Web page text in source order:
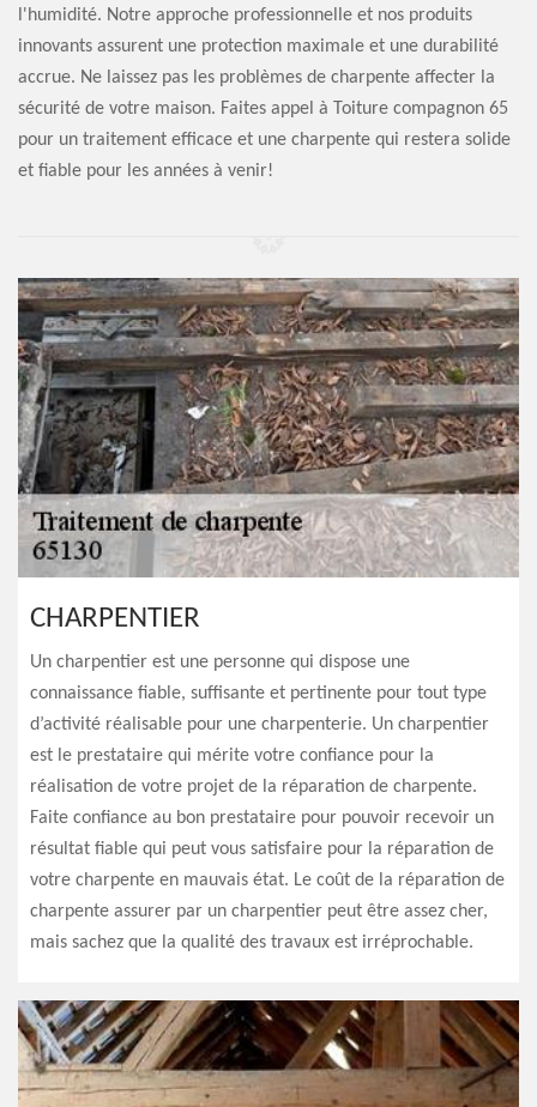
l'humidité. Notre approche professionnelle et nos produits
innovants assurent une protection maximale et une durabilité
accrue. Ne laissez pas les problèmes de charpente affecter la
sécurité de votre maison. Faites appel à Toiture compagnon 65
pour un traitement efficace et une charpente qui restera solide
et fiable pour les années à venir!
CHARPENTIER
Un charpentier est une personne qui dispose une
connaissance fiable, suffisante et pertinente pour tout type
d’activité réalisable pour une charpenterie. Un charpentier
est le prestataire qui mérite votre confiance pour la
réalisation de votre projet de la réparation de charpente.
Faite confiance au bon prestataire pour pouvoir recevoir un
résultat fiable qui peut vous satisfaire pour la réparation de
votre charpente en mauvais état. Le coût de la réparation de
charpente assurer par un charpentier peut être assez cher,
mais sachez que la qualité des travaux est irréprochable.